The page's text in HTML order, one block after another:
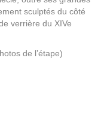
sculptés du côté
verrière du XIVe
de l’étape)